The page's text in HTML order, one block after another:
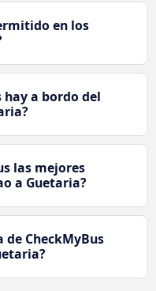
en los
hay a bordo del
las mejores
a Guetaria?
CheckMyBus